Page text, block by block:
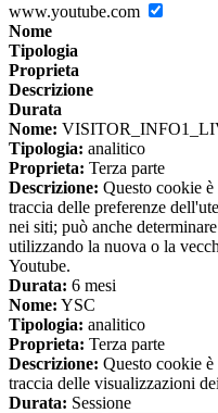
www.youtube.com
Nome
Tipologia
Proprieta
Descrizione
Durata
Nome:
Tipologia: analitico
Proprieta: Terza parte
Descrizione: Questo cookie è
traccia delle preferenze
nei siti; può anche
utilizzando la nuova o la
Youtube.
Durata: 6 mesi
Nome: YSC
Tipologia: analitico
Proprieta: Terza parte
Descrizione: Questo cookie è
traccia delle visualizzazioni
Durata: Sessione